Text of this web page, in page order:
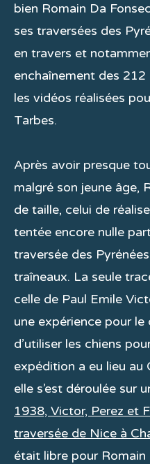
bien Romain Da
ses traversées des
en travers et
enchaînement des
les vidéos réalisées
Tarbes.
Après avoir presque
malgré son jeune âge,
de taille, celui de
tentée encore nulle
traversée des
traîneaux. La seule
celle de Paul Emile
une expérience pour le
d’utiliser les chiens
expédition a eu lieu au
elle s’est déroulée sur
1938, Victor, Perez et
traversée de Nice à
était libre pour Romain